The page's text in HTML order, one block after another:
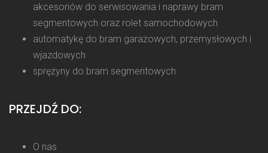
akcesoriów do serwisowania i naprawy bram
segmentowych oraz rolet samochodowych
automatykę do bram garażowych, przemysłowych i
wjazdowych
sprężyny do bram segmentowych.
PRZEJDŹ DO:
O nas